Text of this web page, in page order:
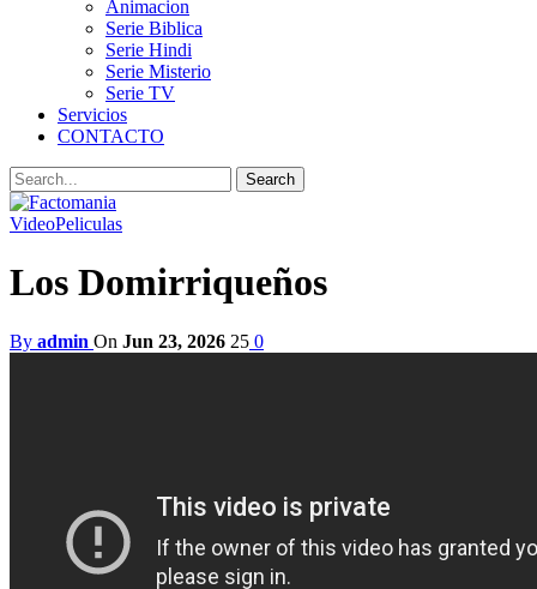
Animacion
Serie Biblica
Serie Hindi
Serie Misterio
Serie TV
Servicios
CONTACTO
VideoPeliculas
Los Domirriqueños
By admin On Jun 23, 2026 25 0